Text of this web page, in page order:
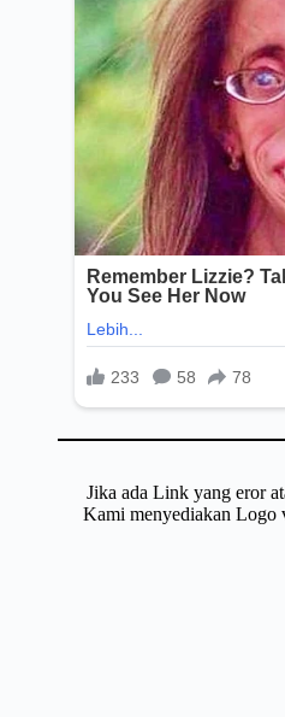
Jika ada Link yang eror
Kami menyediakan Logo